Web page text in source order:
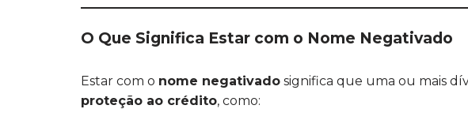
O Que Significa Estar com o Nome Negativado
Estar com o nome negativado significa que uma ou mais
proteção ao crédito, como: